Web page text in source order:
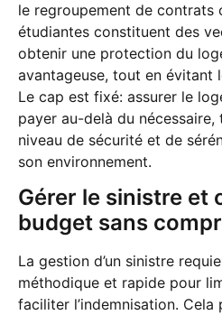
le regroupement de contrats
étudiantes constituent des
obtenir une protection du
avantageuse, tout en évitant
Le cap est fixé: assurer le
payer au-delà du
niveau de sécurité et de
son environnement.
Gérer le sinistre et
budget sans
La gestion d’un sinistre
méthodique et rapide pour
faciliter l’indemnisation. Cela